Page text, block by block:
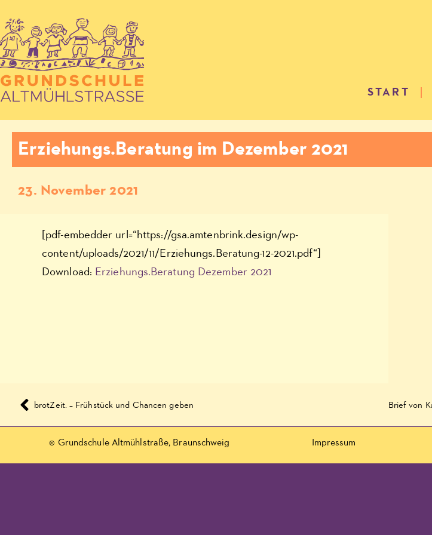
START
Erziehungs.Beratung im Dezember 2021
23. November 2021
[pdf-embedder url=“https://gsa.amtenbrink.design/wp-
content/uploads/2021/11/Erziehungs.Beratung-12-2021.pdf“]
Download: Erziehungs.Beratung Dezember 2021
brotZeit. – Frühstück und Chancen geben
© Grundschule Altmühlstraße, Braunschweig Impressum